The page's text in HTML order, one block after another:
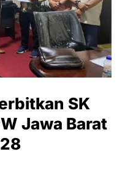
SK
Jawa Barat